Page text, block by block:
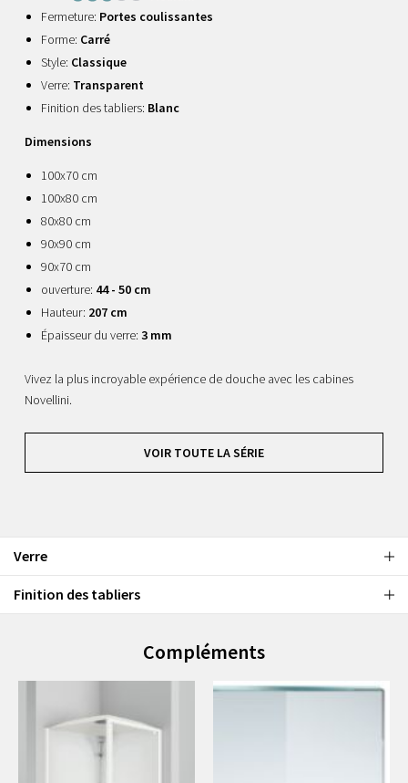
Fermeture: Portes coulissantes
Forme: Carré
Style: Classique
Verre: Transparent
Finition des tabliers: Blanc
Dimensions
100x70 cm
100x80 cm
80x80 cm
90x90 cm
90x70 cm
ouverture: 44 - 50 cm
Hauteur: 207 cm
Épaisseur du verre: 3 mm
Vivez la plus incroyable expérience de douche avec les cabines
Novellini.
VOIR TOUTE LA SÉRIE
Verre
Finition des tabliers
Compléments